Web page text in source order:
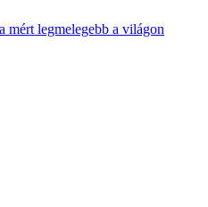
mért legmelegebb a világon